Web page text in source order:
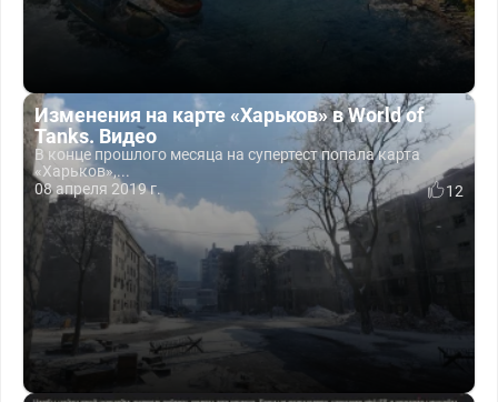
Изменения на карте «Харьков» в World of
Tanks. Видео
В конце прошлого месяца на супертест попала карта
«Харьков»,...
08 апреля 2019 г.
12